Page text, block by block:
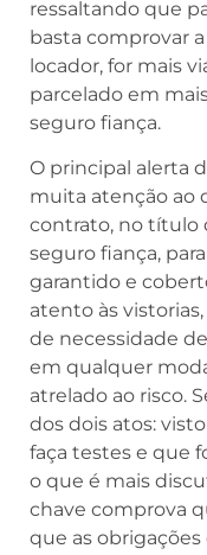
ressaltando que
basta comprovar
locador, for mais
parcelado em
seguro fiança.
O principal alerta
muita atenção ao
contrato, no título
seguro fiança,
garantido e
atento às
de necessidade
em qualquer
atrelado ao risco.
dos dois atos:
faça testes e que
o que é mais
chave comprova
que as obrigações